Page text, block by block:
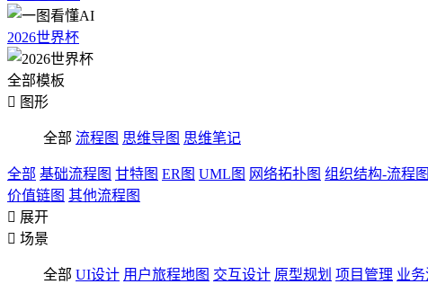
2026世界杯
全部模板
 图形
全部 流程图 思维导图 思维笔记
全部 基础流程图 甘特图 ER图 UML图 网络拓扑图 组织结构-流程图
价值链图 其他流程图
 展开
 场景
全部 UI设计 用户旅程地图 交互设计 原型规划 项目管理 业